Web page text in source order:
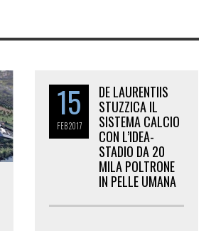
15
FEB2017
DE LAURENTIIS
STUZZICA IL
SISTEMA CALCIO
CON L’IDEA-
STADIO DA 20
MILA POLTRONE
IN PELLE UMANA